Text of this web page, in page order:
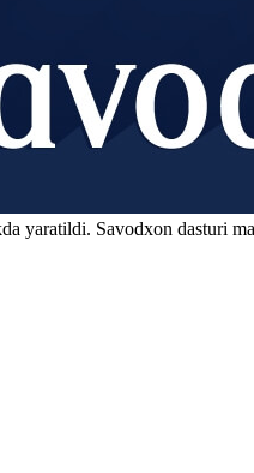
yaratildi. Savodxon dasturi